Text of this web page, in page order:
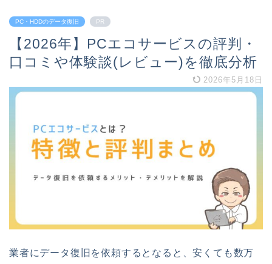
PC・HDDのデータ復旧 PR
【2026年】PCエコサービスの評判・
口コミや体験談(レビュー)を徹底分析
2026年5月18日
業者にデータ復旧を依頼するとなると、安くても数万